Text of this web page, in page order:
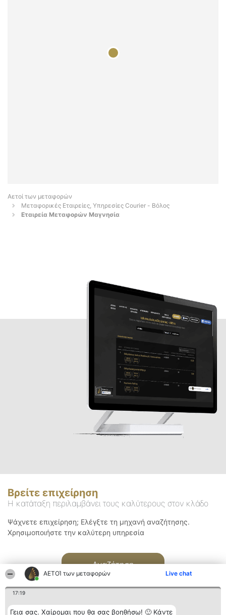
ΑΕΤΟΊ των μεταφορών Live chat
17:19
Γεια σας. Χαίρομαι που θα σας βοηθήσω! 🙂 Κάντε
Αετοί των μεταφορών
Μεταφορικές Εταιρείες, Υπηρεσίες Courier - Βόλος
Εταιρεία Μεταφορών Μαγνησία
Βρείτε επιχείρηση
Η κατάταξη περιλαμβάνει τους καλύτερους στον κλάδο
Ψάχνετε επιχείρηση; Ελέγξτε τη μηχανή αναζήτησης.
Χρησιμοποιήστε την καλύτερη υπηρεσία
Αναζήτηση